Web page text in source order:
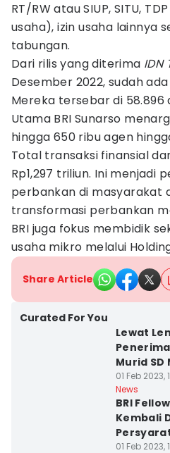
RT/RW atau SIUP, SITU,
usaha), izin usaha lainnya
tabungan.
Dari rilis yang diterima IDN
Desember 2022, sudah
Mereka tersebar di 58.896
Utama BRI Sunarso
hingga 650 ribu agen
Total transaksi finansial
Rp1,297 triliun. Ini menjadi
perbankan di masyarakat
transformasi perbankan
BRI juga fokus membidik
usaha mikro melalui
Share Article
Curated For You
Lewat
Murid
01 Feb 2023,
News
BRI
Kembali
01 Feb 2023,